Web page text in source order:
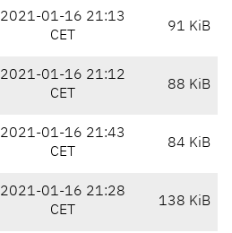
2021-01-16 21:13
CET
91 KiB
2021-01-16 21:12
CET
88 KiB
2021-01-16 21:43
CET
84 KiB
2021-01-16 21:28
CET
138 KiB